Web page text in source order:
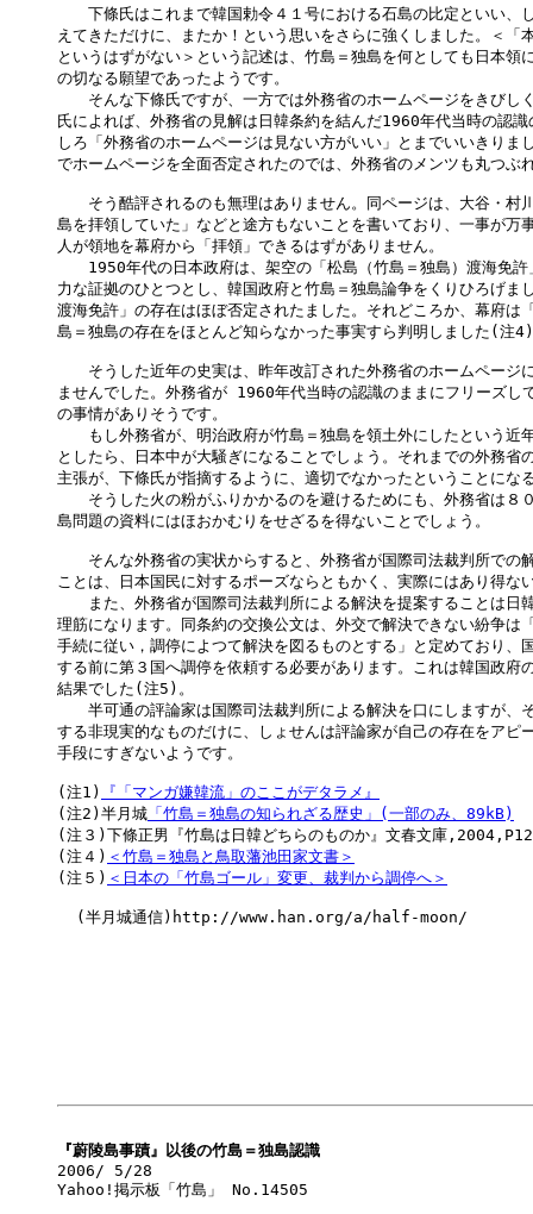
下條氏はこれまで韓国勅令４１号における石島の比定といい、
えてきただけに、またか！という思いをさらに強くしました。＜「
というはずがない＞という記述は、竹島＝独島を何としても日本領
の切なる願望であったようです。
そんな下條氏ですが、一方では外務省のホームページをきびし
氏によれば、外務省の見解は日韓条約を結んだ1960年代当時の認
しろ「外務省のホームページは見ない方がいい」とまでいいきりま
でホームページを全面否定されたのでは、外務省のメンツも丸つぶ
そう酷評されるのも無理はありません。同ページは、大谷・村
島を拝領していた」などと途方もないことを書いており、一事が万
人が領地を幕府から「拝領」できるはずがありません。
1950年代の日本政府は、架空の「松島（竹島＝独島）渡海免許
力な証拠のひとつとし、韓国政府と竹島＝独島論争をくりひろげま
渡海免許」の存在はほぼ否定されたました。それどころか、幕府は
島＝独島の存在をほとんど知らなかった事実すら判明しました(注
そうした近年の史実は、昨年改訂された外務省のホームページ
ませんでした。外務省が 1960年代当時の認識のままにフリーズし
の事情がありそうです。
もし外務省が、明治政府が竹島＝独島を領土外にしたという近
としたら、日本中が大騒ぎになることでしょう。それまでの外務省
主張が、下條氏が指摘するように、適切でなかったということにな
そうした火の粉がふりかかるのを避けるためにも、外務省は８
島問題の資料にはほおかむりをせざるを得ないことでしょう。
そんな外務省の実状からすると、外務省が国際司法裁判所での
ことは、日本国民に対するポーズならともかく、実際にはあり得な
また、外務省が国際司法裁判所による解決を提案することは日
理筋になります。同条約の交換公文は、外交で解決できない紛争は
手続に従い，調停によつて解決を図るものとする」と定めており、
する前に第３国へ調停を依頼する必要があります。これは韓国政府
結果でした(注5)。
半可通の評論家は国際司法裁判所による解決を口にしますが、
する非現実的なものだけに、しょせんは評論家が自己の存在をアピ
手段にすぎないようです。
(注1)
『「マンガ嫌韓流」のここがデタラメ』
(注2)半月城 「竹島＝独島の知られざる歴史」(一部のみ、89kB)
(注３)下條正男『竹島は日韓どちらのものか』文春文庫
(注４) ＜竹島＝独島と鳥取藩池田家文書＞
(注５) ＜日本の「竹島ゴール」変更、裁判から調停へ＞
  (半月城通信)http://www.han.org/a/half-moon/
『蔚陵島事蹟』以後の竹島＝独島認識
2006/ 5/28
Yahoo!掲示板「竹島」 No.14505